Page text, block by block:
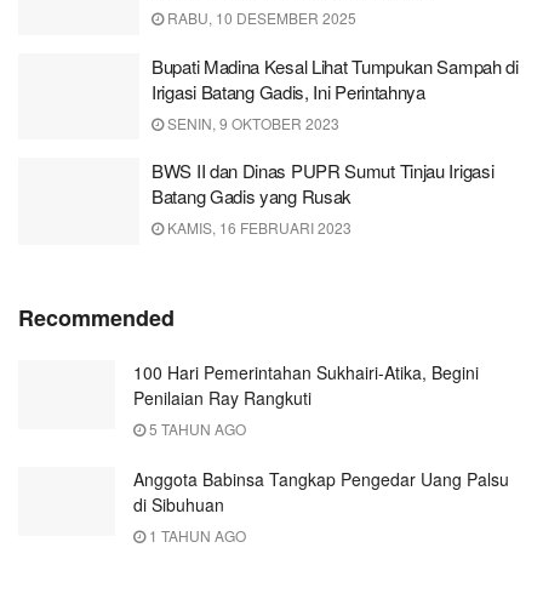
RABU, 10 DESEMBER 2025
Bupati Madina Kesal Lihat Tumpukan Sampah di
Irigasi Batang Gadis, Ini Perintahnya
SENIN, 9 OKTOBER 2023
BWS II dan Dinas PUPR Sumut Tinjau Irigasi
Batang Gadis yang Rusak
KAMIS, 16 FEBRUARI 2023
Recommended
100 Hari Pemerintahan Sukhairi-Atika, Begini
Penilaian Ray Rangkuti
5 TAHUN AGO
Anggota Babinsa Tangkap Pengedar Uang Palsu
di Sibuhuan
1 TAHUN AGO